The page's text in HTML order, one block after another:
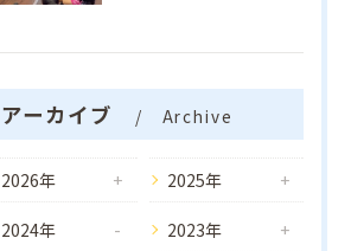
アーカイブ Archive
2026年 2025年
2024年
2023年